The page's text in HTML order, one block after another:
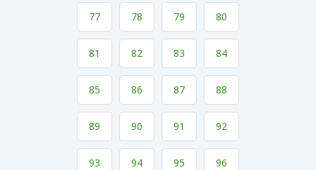
77 78 79 80
81 82 83 84
85 86 87 88
89 90 91 92
93 94 95 96